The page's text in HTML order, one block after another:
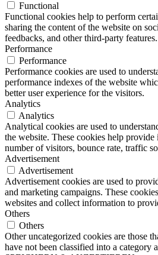
Functional
Functional cookies help to perform
sharing the content of the website on
feedbacks, and other third-party features.
Performance
Performance
Performance cookies are used to
performance indexes of the website
better user experience for the visitors.
Analytics
Analytics
Analytical cookies are used to
the website. These cookies help
number of visitors, bounce rate, traffic
Advertisement
Advertisement
Advertisement cookies are used to
and marketing campaigns. These
websites and collect information to
Others
Others
Other uncategorized cookies are those
have not been classified into a category